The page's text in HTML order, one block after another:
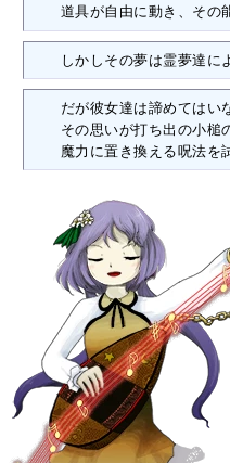
道具が自由に動き、その能
しかしその夢は霊夢達によ
だが彼女達は諦めてはいな
その思いが打ち出の小槌の
魔力に置き換える呪法を試